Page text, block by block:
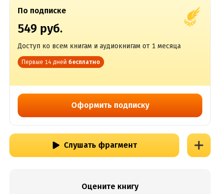
По подписке
549 руб.
Доступ ко всем книгам и аудиокнигам от 1 месяца
Первые 14 дней бесплатно
Оформить подписку
Слушать фрагмент
Оцените книгу